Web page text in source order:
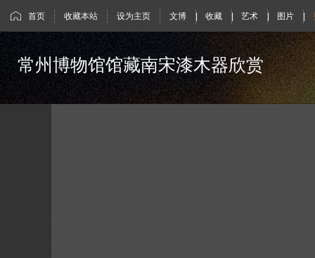
首页 收藏本站 设为主页 文博 | 收藏 | 艺术 | 图片 |
常州博物馆馆藏南宋漆木器欣赏